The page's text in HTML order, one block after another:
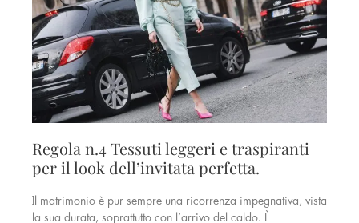
Regola n.4 Tessuti leggeri e traspiranti
per il look dell’invitata perfetta.
Il matrimonio è pur sempre una ricorrenza impegnativa, vista
la sua durata, soprattutto con l’arrivo del caldo. È